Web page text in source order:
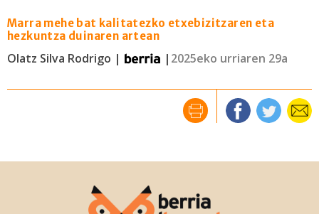
Marra mehe bat kalitatezko etxebizitzaren eta
hezkuntza duinaren artean
Olatz Silva Rodrigo | | 2025eko urriaren 29a